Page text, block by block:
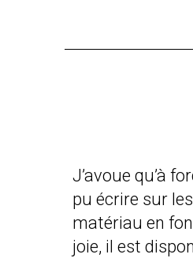
J’avoue qu’à
pu écrire sur
matériau en
joie, il est